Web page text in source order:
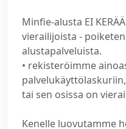
Minfie-alusta EI
vierailijoista -
alustapalveluista.
• rekisteröimme
tai sen osissa on
Kenelle luovutamme